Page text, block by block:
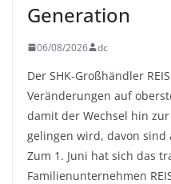
Generation
06/08/2026 dc
Der SHK-Großhändler
Veränderungen auf
damit der Wechsel hin
gelingen wird, davon
Zum 1. Juni hat sich das
Familienunternehmen